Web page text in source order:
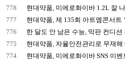
778
현대약품, 미에로화이바 1.2L 잘
777
현대약품, 제 135회 아트엠콘서트
776
한 달도 안 남은 수능, 막판 컨디션
775
현대약품, 자율안전관리로 무재해
774
현대약품, 미에로화이바 SNS 이벤